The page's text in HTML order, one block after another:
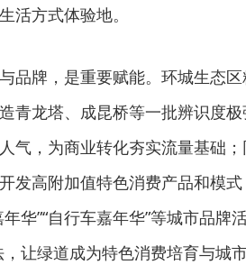
活方式体验地。
品牌，是重要赋能。环城生态
青龙塔、成昆桥等一批辨识度
气，为商业转化夯实流量基础
发高附加值特色消费产品和模
华”“自行车嘉年华”等城市品牌
，让绿道成为特色消费培育与城